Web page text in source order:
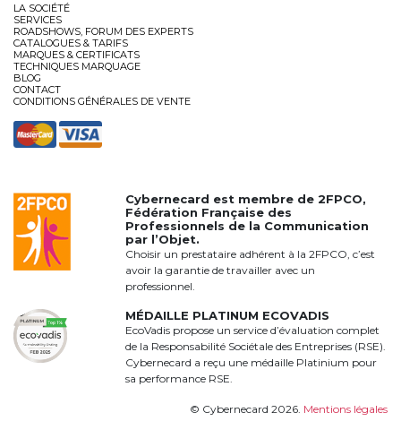
LA SOCIÉTÉ
SERVICES
ROADSHOWS, FORUM DES EXPERTS
CATALOGUES & TARIFS
MARQUES & CERTIFICATS
TECHNIQUES MARQUAGE
BLOG
CONTACT
CONDITIONS GÉNÉRALES DE VENTE
Cybernecard est membre de2FPCO,
Fédération Française des
Professionnels de la Communication
par l’Objet.
Choisir un prestataire adhérent à la 2FPCO, c’est
avoir la garantie de travailler avec un
professionnel.
MÉDAILLE PLATINUM ECOVADIS
EcoVadis propose un service d’évaluation complet
de la Responsabilité Sociétale des Entreprises (RSE).
Cybernecard a reçu une médaille Platinium pour
sa performance RSE.
© Cybernecard 2026. Mentions légales